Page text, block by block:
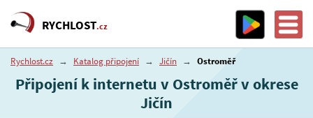
RYCHLOST.cz
Rychlost.cz → Katalog připojení → Jičín → Ostroměř
Připojení k internetu v Ostroměř v okrese
Jičín